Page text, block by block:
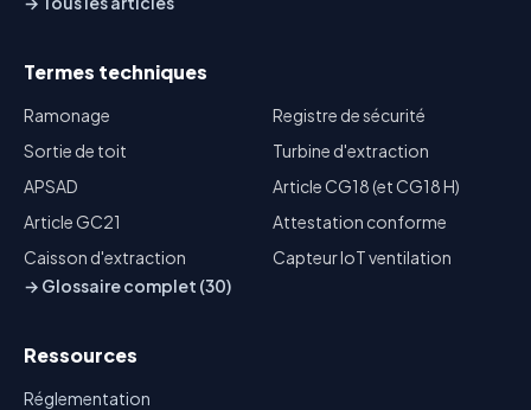
Termes techniques
Ramonage
Registre de sécurité
Sortie de toit
Turbine d'extraction
APSAD
Article CG18 (et CG18 H)
Article GC21
Attestation conforme
Caisson d'extraction
Capteur IoT ventilation
→ Glossaire complet (30)
Ressources
Réglementation